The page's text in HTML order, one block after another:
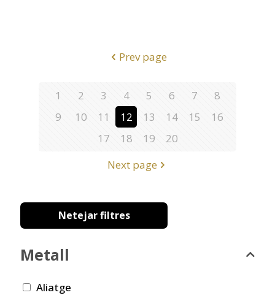
Prev page
1 2 3 4 5 6 7
8
9
10 11 12 13 14 15
16
17
18 19
20
Next page
Netejar filtres
Metall
Aliatge